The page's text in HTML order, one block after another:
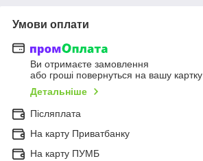
Умови оплати
Ви отримаєте замовлення
або гроші повернуться на вашу картку
Детальніше
Післяплата
На карту Приватбанку
На карту ПУМБ